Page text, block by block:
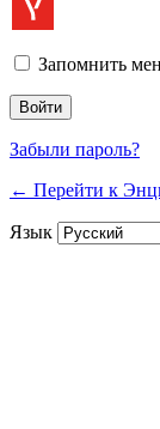
Запомнить
Забыли пароль?
← Перейти к
Язык